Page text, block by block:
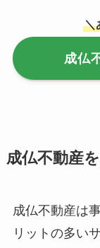
＼
成仏
成仏不動産
成仏不動産は
リットの多い